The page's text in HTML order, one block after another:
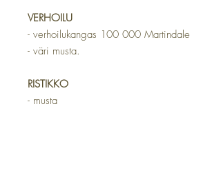
VERHOILU
- verhoilukangas 100 000 Martindale
- väri musta.
RISTIKKO
- musta